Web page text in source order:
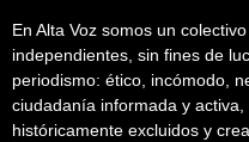
En Alta Voz somos un
independientes, sin fines de
periodismo: ético, incómodo,
ciudadanía informada y
históricamente excluidos y